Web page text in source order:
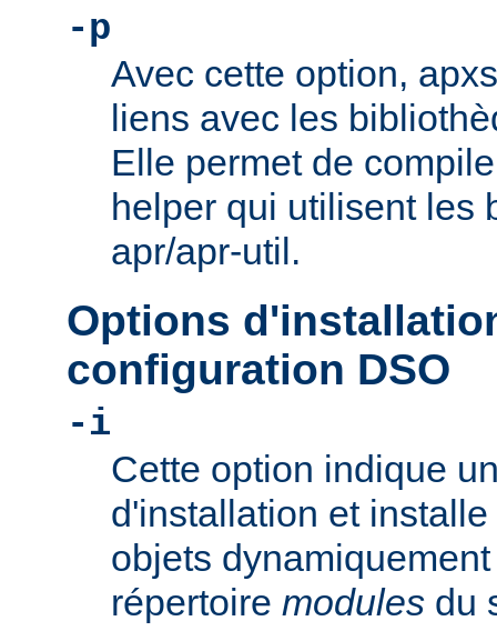
-p
Avec cette option,
liens avec les
Elle permet de
helper qui utilisent les
apr/apr-util.
Options
configuration DSO
-i
Cette option indique
d'installation et
objets
répertoire modules du